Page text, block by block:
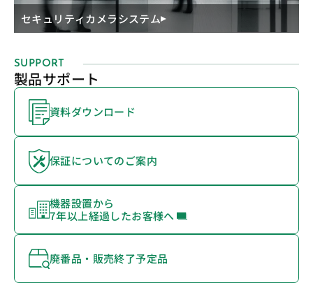
セキュリティカメラシステム
SUPPORT
製品サポート
資料ダウンロード
保証についてのご案内
機器設置から
7年以上経過したお客様へ
廃番品・販売終了予定品